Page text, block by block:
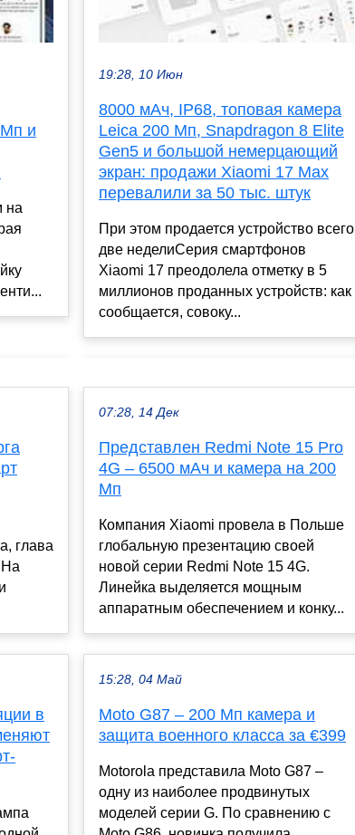
и
на
19:28, 10 Июн
8000 мАч, IP68, топовая камера
Leica 200 Мп, Snapdragon 8 Elite
Gen5 и большой немерцающий
экран: продажи Xiaomi 17 Max
перевалили за 50 тыс. штук
При этом продается устройство всего
две неделиСерия смартфонов
Xiaomi 17 преодолела отметку в 5
миллионов проданных устройств: как
сообщается, совоку...
глава
в
07:28, 14 Дек
Представлен Redmi Note 15 Pro
4G – 6500 мАч и камера на 200
Мп
Компания Xiaomi провела в Польше
глобальную презентацию своей
новой серии Redmi Note 15 4G.
Линейка выделяется мощным
аппаратным обеспечением и конку...
15:28, 04 Май
Moto G87 – 200 Мп камера и
защита военного класса за €399
Motorola представила Moto G87 –
одну из наиболее продвинутых
моделей серии G. По сравнению с